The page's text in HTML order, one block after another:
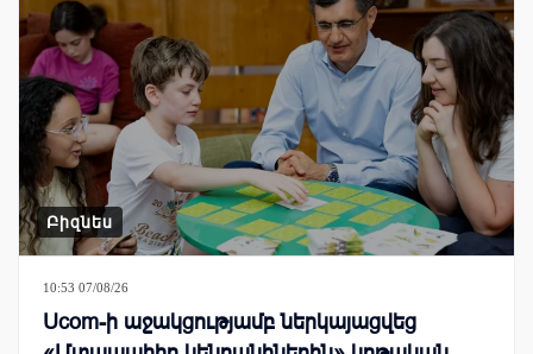
Բիզնես
10:53 07/08/26
Ucom-ի աջակցությամբ ներկայացվեց